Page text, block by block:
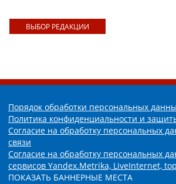
ВЫБОР РЕДАКЦИИ
Порядок обработки персональных
Политика конфиденциальности и
Согласие на обработку персональных
связи
Согласие на обработку персональных
сервисов Yandex.Metrika, LiveInternet,
ПОКАЗАТЬ БАННЕРНЫЕ МЕСТА